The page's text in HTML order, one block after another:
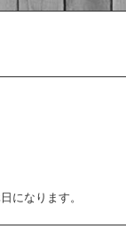
になります。